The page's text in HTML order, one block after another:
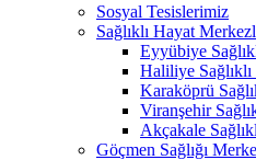
Sosyal Tesislerimiz
Sağlıklı Hayat
Eyyübiye
Haliliye
Karaköprü
Viranşehir
Akçakale
Göçmen Sağlığı